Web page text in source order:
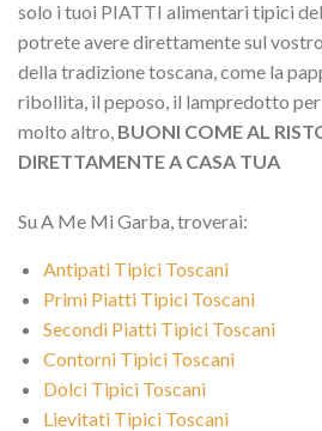
solo i tuoi PIATTI alimentari tipici
potrete avere direttamente sul
della tradizione toscana, come la
ribollita, il peposo, il lampredotto per
molto altro, BUONI COME AL
DIRETTAMENTE A CASA TUA
Su A Me Mi Garba, troverai:
Antipati Tipici Toscani
Primi Piatti Tipici Toscani
Secondi Piatti Tipici Toscani
Contorni Tipici Toscani
Dolci Tipici Toscani
Lievitati Tipici Toscani